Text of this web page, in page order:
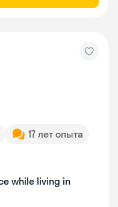
17 лет опыта
while living in